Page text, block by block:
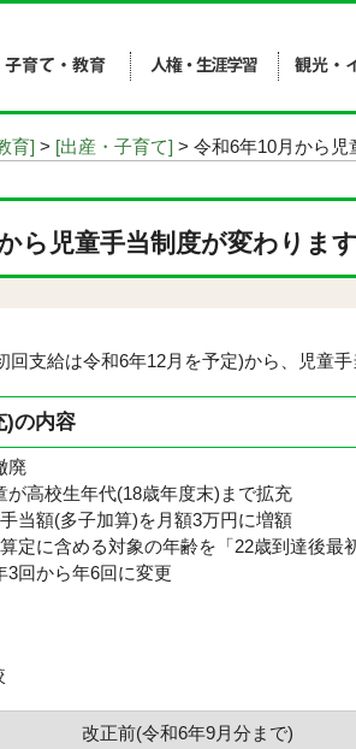
育] > [出産・子育て] > 令和6年10月から児
ら児童手当制度が変わりま
回支給は令和6年12月を予定)から、児童
)の内容
廃
が高校生年代(18歳年度末)まで拡充
当額(多子加算)を月額3万円に増額
定に含める対象の年齢を「22歳到達後最
3回から年6回に変更
改正前(令和6年9月分まで)